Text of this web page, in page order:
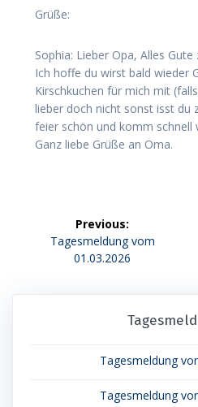
Grüße:
Sophia: Lieber Opa, Alles
Ich hoffe du wirst bald wieder
Kirschkuchen für mich mit
lieber doch nicht sonst isst du
feier schön und komm schnell
Ganz liebe Grüße an Oma.
Previous:
Previous
post:
Tagesmeldung vom
01.03.2026
Tagesmeldung
Tagesmeldung